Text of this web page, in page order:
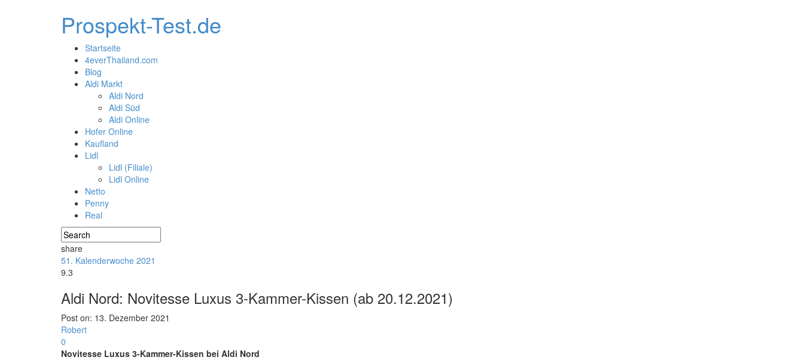
Prospekt-Test.de
Startseite
4everThailand.com
Blog
Aldi Markt
Aldi Nord
Aldi Süd
Aldi Online
Hofer Online
Kaufland
Lidl
Lidl (Filiale)
Lidl Online
Netto
Penny
Real
share
51. Kalenderwoche 2021
9.3
Aldi Nord: Novitesse Luxus 3-Kammer-Kissen (ab 20.12.2021)
Post on: 13. Dezember 2021
Robert
0
Novitesse Luxus 3-Kammer-Kissen bei Aldi Nord